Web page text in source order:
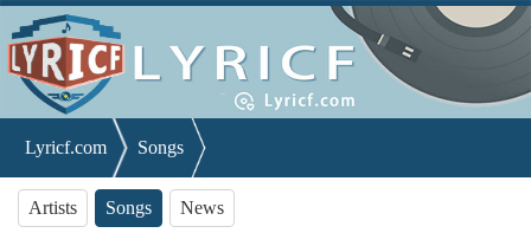
Lyricf.com Songs
All I Want for Christmas Is You [Azerbaijani translation]
Artists Songs News